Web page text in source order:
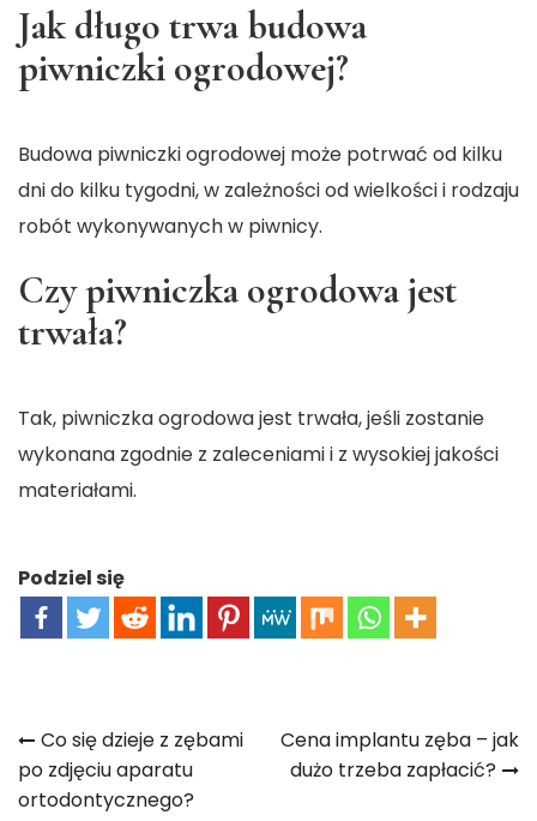
Jak długo trwa budowa
piwniczki ogrodowej?
Budowa piwniczki ogrodowej może potrwać od kilku
dni do kilku tygodni, w zależności od wielkości i rodzaju
robót wykonywanych w piwnicy.
Czy piwniczka ogrodowa jest
trwała?
Tak, piwniczka ogrodowa jest trwała, jeśli zostanie
wykonana zgodnie z zaleceniami i z wysokiej jakości
materiałami.
Podziel się
Nawigacja
wpisu
Co się dzieje z zębami
po zdjęciu aparatu
ortodontycznego?
Cena implantu zęba – jak
dużo trzeba zapłacić?